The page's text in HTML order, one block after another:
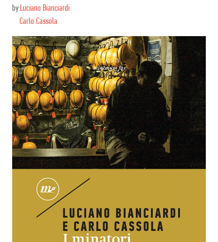
by:Luciano Bianciardi
Carlo Cassola